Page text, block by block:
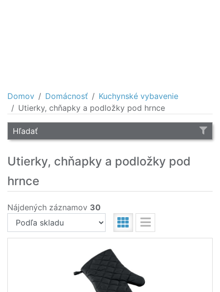
Domov Domácnosť
Kuchynské vybavenie
Utierky, chňapky a podložky pod hrnce
Hľadať
Utierky, chňapky a podložky pod
hrnce
Nájdených záznamov 30